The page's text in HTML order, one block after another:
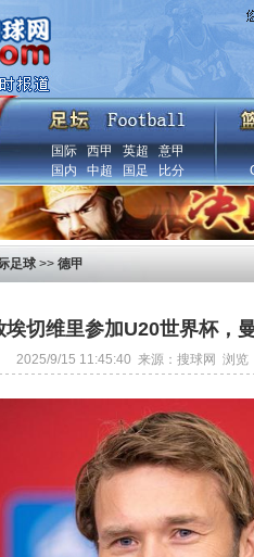
国际 西甲 英超
意甲
国内
中超 国足 比分
足球>> 德甲
埃切维里参加U20世界杯，
2025/9/15 11:45:40 来源：搜球网 浏览